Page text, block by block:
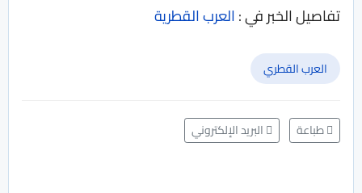
تفاصيل الخبر في :العرب القطرية
العرب القطري
طباعة البريد الإلكتروني